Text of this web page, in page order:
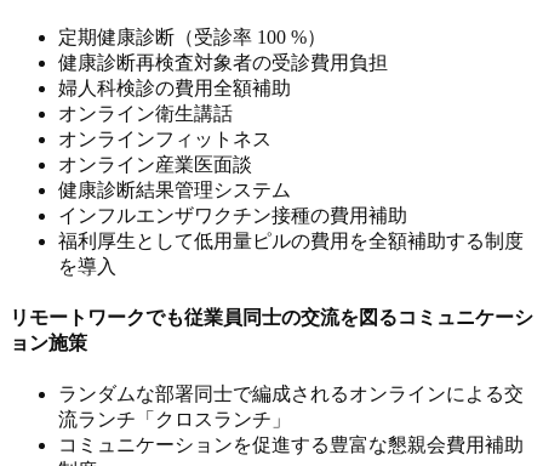
定期健康診断（受診率 100 %）
健康診断再検査対象者の受診費用負担
婦人科検診の費用全額補助
オンライン衛生講話
オンラインフィットネス
オンライン産業医面談
健康診断結果管理システム
インフルエンザワクチン接種の費用補助
福利厚生として低用量ピルの費用を全額補助する制度
を導入
リモートワークでも従業員同士の交流を図るコミュニケーシ
ョン施策
ランダムな部署同士で編成されるオンラインによる交
流ランチ「クロスランチ」
コミュニケーションを促進する豊富な懇親会費用補助